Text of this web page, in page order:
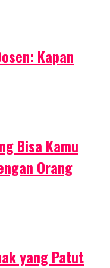
Kapan
Bisa Kamu
Orang
yang Patut